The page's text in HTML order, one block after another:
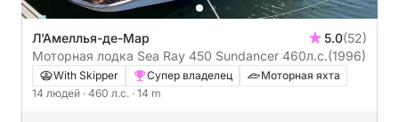
Л’Амеллья-де-Мар 5.0(52)
Моторная лодка Sea Ray 450 Sundancer 460л.с.(1996)
With Skipper Супер владелец
Моторная яхта
14 людей · 460 л.с. · 14 m